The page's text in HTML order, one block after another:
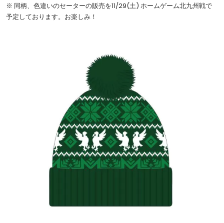
※ 同柄、色違いのセーターの販売を11/29(土) ホームゲーム北九州戦で
予定しております。お楽しみ！